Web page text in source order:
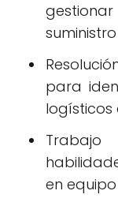
para
logísticos
en